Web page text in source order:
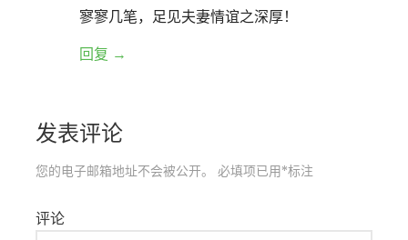
寥寥几笔，足见夫妻情谊之深厚！
回复
发表评论
您的电子邮箱地址不会被公开。 必填项已用*标注
评论